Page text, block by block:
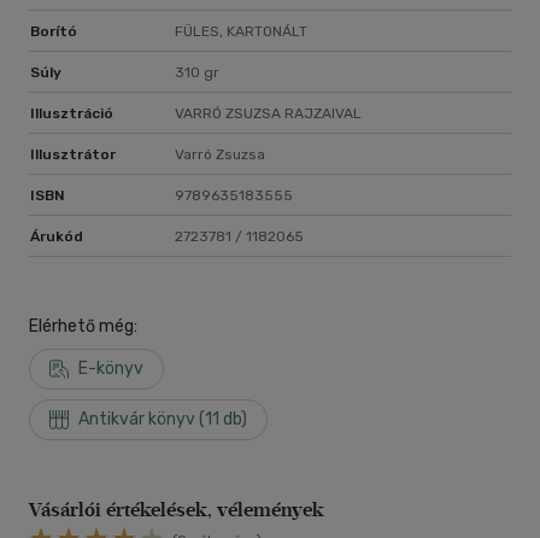
Borító FÜLES, KARTONÁLT
Súly 310 gr
Illusztráció VARRÓ ZSUZSA RAJZAIVAL
Illusztrátor Varró Zsuzsa
ISBN 9789635183555
Árukód 2723781 / 1182065
Elérhető még:
E-könyv
Antikvár könyv (11 db)
Vásárlói értékelések, vélemények